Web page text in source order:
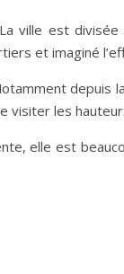
ville est
et imaginé
depuis
visiter les
elle est